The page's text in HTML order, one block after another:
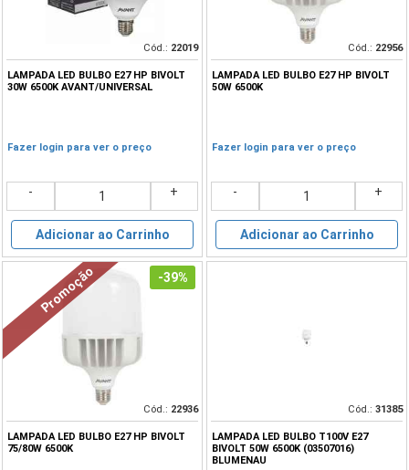
Cód.: 22019
LAMPADA LED BULBO E27 HP BIVOLT
30W 6500K AVANT/UNIVERSAL
Fazer login para ver o preço
- +
Adicionar ao Carrinho
Cód.: 22956
LAMPADA LED BULBO E27 HP BIVOLT
50W 6500K
Fazer login para ver o preço
- +
Adicionar ao Carrinho
-39%
Promoção
Cód.: 22936
LAMPADA LED BULBO E27 HP BIVOLT
75/80W 6500K
Cód.: 31385
LAMPADA LED BULBO T100V E27
BIVOLT 50W 6500K (03507016)
BLUMENAU